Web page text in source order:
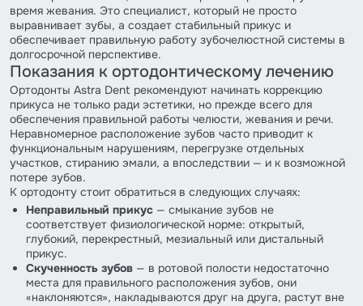
время жевания. Это специалист, который не просто
выравнивает зубы, а создает стабильный прикус и
обеспечивает правильную работу зубочелюстной системы в
долгосрочной перспективе.
Показания к ортодонтическому лечению
Ортодонты Astra Dent рекомендуют начинать коррекцию
прикуса не только ради эстетики, но прежде всего для
обеспечения правильной работы челюсти, жевания и речи.
Неравномерное расположение зубов часто приводит к
функциональным нарушениям, перегрузке отдельных
участков, стиранию эмали, а впоследствии — и к возможной
потере зубов.
К ортодонту стоит обратиться в следующих случаях:
Неправильный прикус — смыкание зубов не
соответствует физиологической норме: открытый,
глубокий, перекрестный, мезиальный или дистальный
прикус.
Скученность зубов — в ротовой полости недостаточно
места для правильного расположения зубов, они
«наклоняются», накладываются друг на друга, растут вне